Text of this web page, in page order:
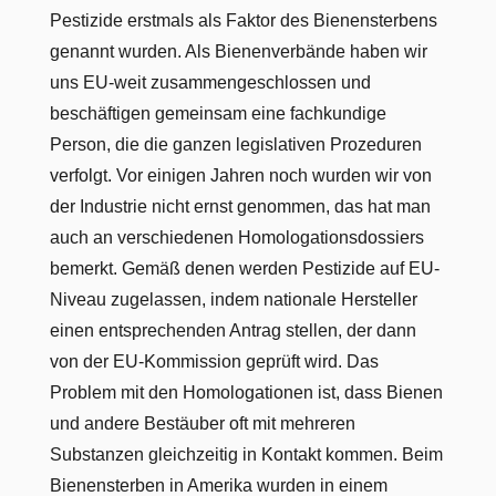
Pestizide erstmals als Faktor des Bienensterbens
genannt wurden. Als Bienenverbände haben wir
uns EU-weit zusammengeschlossen und
beschäftigen gemeinsam eine fachkundige
Person, die die ganzen legislativen Prozeduren
verfolgt. Vor einigen Jahren noch wurden wir von
der Industrie nicht ernst genommen, das hat man
auch an verschiedenen Homologationsdossiers
bemerkt. Gemäß denen werden Pestizide auf EU-
Niveau zugelassen, indem nationale Hersteller
einen entsprechenden Antrag stellen, der dann
von der EU-Kommission geprüft wird. Das
Problem mit den Homologationen ist, dass Bienen
und andere Bestäuber oft mit mehreren
Substanzen gleichzeitig in Kontakt kommen. Beim
Bienensterben in Amerika wurden in einem